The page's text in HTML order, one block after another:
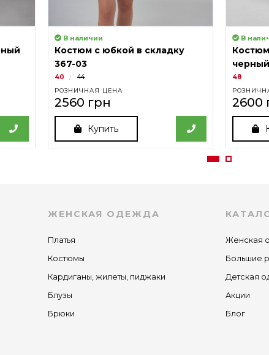
В наличии
Костюм с юбкой в складку
367-03
40 44
РОЗНИЧНАЯ ЦЕНА
2560 грн
Купить
В
черный
48
2600
ЖЕНСКАЯ ОДЕЖДА
Платья
Костюмы
Кардиганы, жилеты, пиджаки
Блузы
Брюки
Женская
Большие
Детская
Акции
Блог